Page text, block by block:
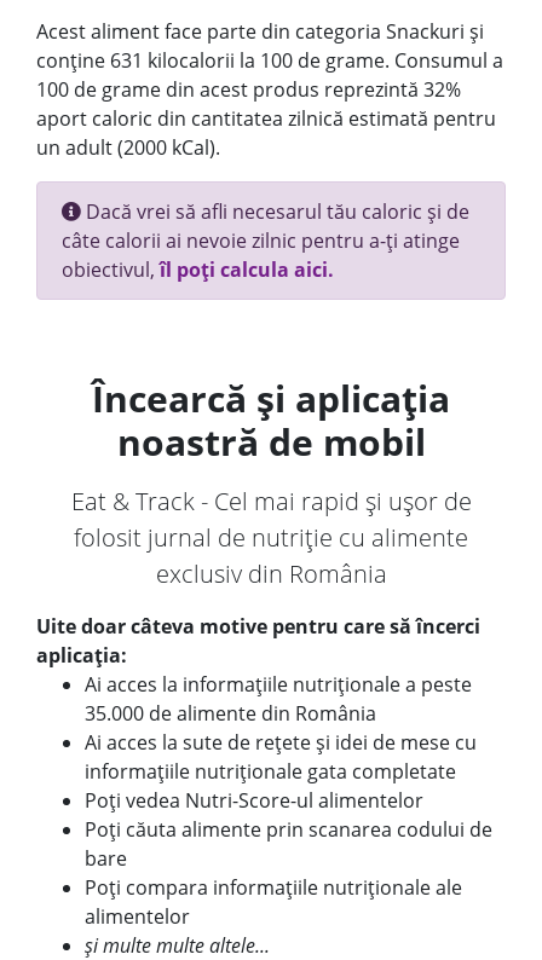
Acest aliment face parte din categoria Snackuri și
conține 631 kilocalorii la 100 de grame. Consumul a
100 de grame din acest produs reprezintă 32%
aport caloric din cantitatea zilnică estimată pentru
un adult (2000 kCal).
Dacă vrei să afli necesarul tău caloric și de
câte calorii ai nevoie zilnic pentru a-ți atinge
obiectivul,îl poți calcula aici.
Încearcă și aplicația
noastră de mobil
Eat & Track - Cel mai rapid și ușor de
folosit jurnal de nutriție cu alimente
exclusiv din România
Uite doar câteva motive pentru care să încerci
aplicația:
Ai acces la informațiile nutriționale a peste
35.000 de alimente din România
Ai acces la sute de rețete și idei de mese cu
informațiile nutriționale gata completate
Poți vedea Nutri-Score-ul alimentelor
Poți căuta alimente prin scanarea codului de
bare
Poți compara informațiile nutriționale ale
alimentelor
și multe multe altele...